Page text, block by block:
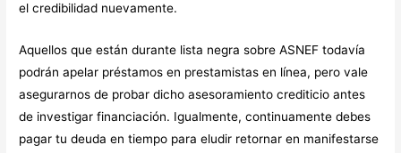
el credibilidad nuevamente.
Aquellos que están durante lista negra sobre ASNEF todavía
podrán apelar préstamos en prestamistas en línea, pero vale
asegurarnos de probar dicho asesoramiento crediticio antes
de investigar financiación. Igualmente, continuamente debes
pagar tu deuda en tiempo para eludir retornar en manifestarse